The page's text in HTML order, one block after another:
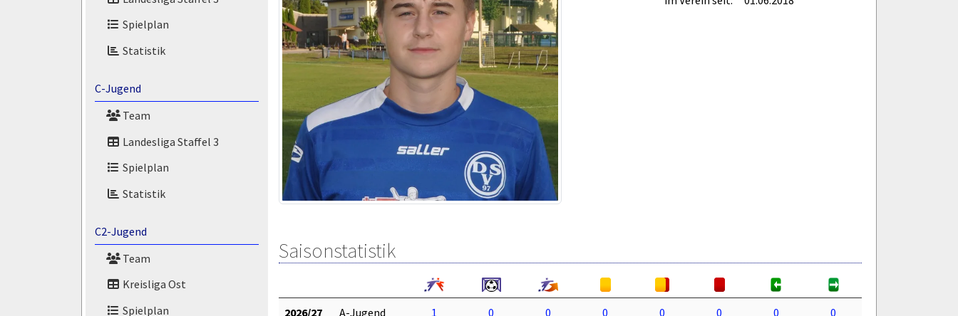
Spielplan
Statistik
C-Jugend
Team
Landesliga Staffel 3
Spielplan
Statistik
C2-Jugend
Team
Kreisliga Ost
Spielplan
Saisonstatistik
2026/27 A-Jugend 1 0 0 0 0 0 0
0